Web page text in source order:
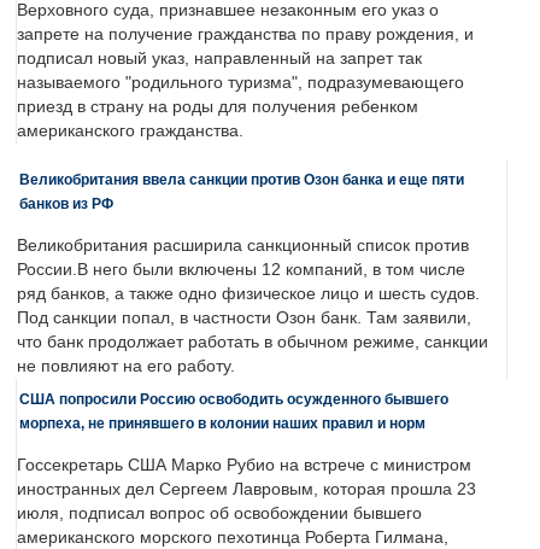
Верховного суда, признавшее незаконным его указ о
запрете на получение гражданства по праву рождения, и
подписал новый указ, направленный на запрет так
называемого "родильного туризма", подразумевающего
приезд в страну на роды для получения ребенком
американского гражданства.
Великобритания ввела санкции против Озон банка и еще пяти
банков из РФ
Великобритания расширила санкционный список против
России.В него были включены 12 компаний, в том числе
ряд банков, а также одно физическое лицо и шесть судов.
Под санкции попал, в частности Озон банк. Там заявили,
что банк продолжает работать в обычном режиме, санкции
не повлияют на его работу.
США попросили Россию освободить осужденного бывшего
морпеха, не принявшего в колонии наших правил и норм
Госсекретарь США Марко Рубио на встрече с министром
иностранных дел Сергеем Лавровым, которая прошла 23
июля, подписал вопрос об освобождении бывшего
американского морского пехотинца Роберта Гилмана,